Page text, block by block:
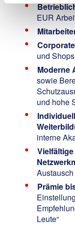
EUR
und Shops
Moderne
sowie
und hohe
interne
Prämie
Leute“